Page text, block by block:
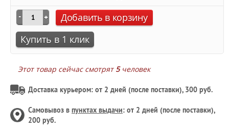
Добавить в корзину
Купить в 1 клик
Этот товар сейчас смотрят 5человек
Доставка курьером: от 2 дней (после поставки), 300 руб.
Самовывоз в пунктах выдачи: от 2 дней (после поставки),
200 руб.